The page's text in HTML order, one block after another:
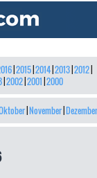
| 2015| 2014| 2013| 2012|
| 2002| 2001 2000
November Dezember